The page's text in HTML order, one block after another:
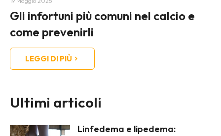
Gli infortuni più comuni nel calcio e
come prevenirli
LEGGI DI PIÙ
Ultimi articoli
Linfedema e lipedema: